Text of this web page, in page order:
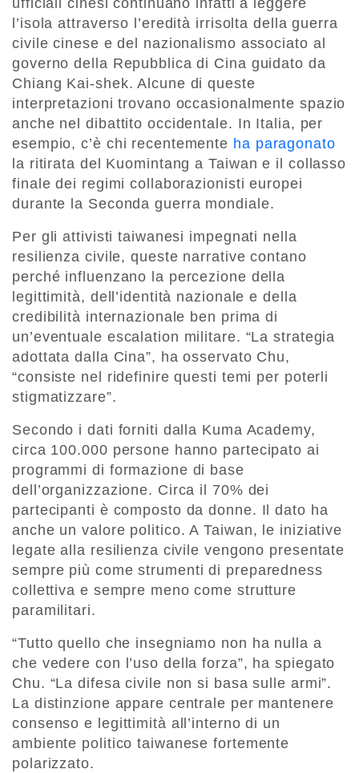
ufficiali cinesi continuano infatti a leggere
l’isola attraverso l’eredità irrisolta della guerra
civile cinese e del nazionalismo associato al
governo della Repubblica di Cina guidato da
Chiang Kai-shek. Alcune di queste
interpretazioni trovano occasionalmente spazio
anche nel dibattito occidentale. In Italia, per
esempio, c’è chi recentemente ha paragonato
la ritirata del Kuomintang a Taiwan e il collasso
finale dei regimi collaborazionisti europei
durante la Seconda guerra mondiale.
Per gli attivisti taiwanesi impegnati nella
resilienza civile, queste narrative contano
perché influenzano la percezione della
legittimità, dell’identità nazionale e della
credibilità internazionale ben prima di
un’eventuale escalation militare. “La strategia
adottata dalla Cina”, ha osservato Chu,
“consiste nel ridefinire questi temi per poterli
stigmatizzare”.
Secondo i dati forniti dalla Kuma Academy,
circa 100.000 persone hanno partecipato ai
programmi di formazione di base
dell’organizzazione. Circa il 70% dei
partecipanti è composto da donne. Il dato ha
anche un valore politico. A Taiwan, le iniziative
legate alla resilienza civile vengono presentate
sempre più come strumenti di preparedness
collettiva e sempre meno come strutture
paramilitari.
“Tutto quello che insegniamo non ha nulla a
che vedere con l’uso della forza”, ha spiegato
Chu. “La difesa civile non si basa sulle armi”.
La distinzione appare centrale per mantenere
consenso e legittimità all’interno di un
ambiente politico taiwanese fortemente
polarizzato.